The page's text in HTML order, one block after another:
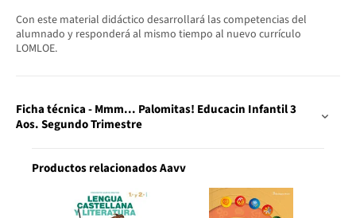
Con este material didáctico desarrollará las competencias del
alumnado y responderá al mismo tiempo al nuevo currículo
LOMLOE.
Ficha técnica - Mmm... Palomitas! Educacin Infantil 3
Aos. Segundo Trimestre
Productos relacionados Aavv